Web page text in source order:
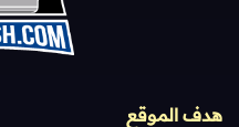
هدف الموقع